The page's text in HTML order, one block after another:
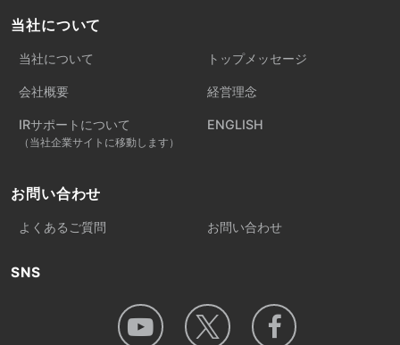
当社について
当社について トップメッセージ
会社概要 経営理念
IRサポートについて
（当社企業サイトに移動します）
ENGLISH
お問い合わせ
よくあるご質問 お問い合わせ
SNS